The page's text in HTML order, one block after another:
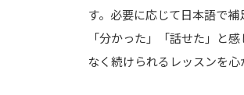
す。必要に応じて日本語で補
「分かった」「話せた」と
なく続けられるレッスンを心